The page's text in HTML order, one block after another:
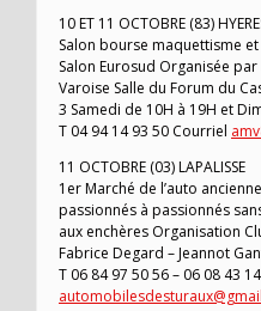
10 ET 11 OCTOBRE (83)
Salon bourse maquettisme
Salon Eurosud Organisée
Varoise Salle du Forum du
3 Samedi de 10H à 19H et
T 04 94 14 93 50 Courriel
11 OCTOBRE (03) LAPALISSE
1er Marché de l’auto
passionnés à passionnés
aux enchères Organisation
Fabrice Degard – Jeannot
T 06 84 97 50 56 – 06 08 43